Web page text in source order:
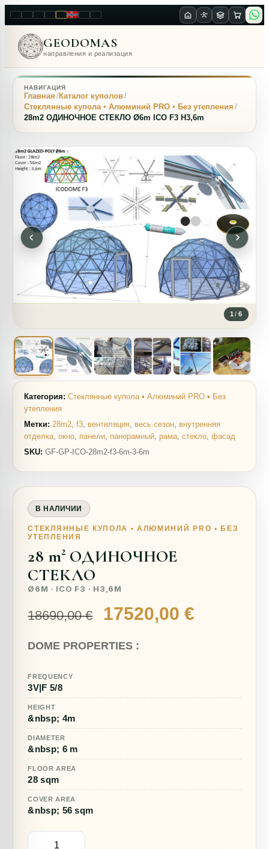
LT ENPL FRRUNOSKRO
GEODOMAS
направления и реализация
НАВИГАЦИЯ
Главная Каталог куполов
Стеклянные купола ▪ Алюминий PRO ▪ Без утепления
28m2 ОДИНОЧНОЕ СТЕКЛО Ø6m ICO F3 H3,6m
1 / 6
Категория: Стеклянные купола ▪ Алюминий PRO ▪ Без
утепления
Метки: 28m2,f3, вентиляция, весь сезон, внутренняя
отделка,окно, панели, панорамный,рама,стекло,фасад
SKU: GF-GP-ICO-28m2-f3-6m-3-6m
В НАЛИЧИИ
СТЕКЛЯННЫЕ КУПОЛА ▪ АЛЮМИНИЙ PRO ▪ БЕЗ
УТЕПЛЕНИЯ
28 m² ОДИНОЧНОЕ
СТЕКЛО
Ø6M · ICO F3 · H3,6M
18690,00€
Первоначальная
составляла
17520,00€
DOME PROPERTIES :
FREQUENCY
3V|F 5/8
HEIGHT
&nbsp; 4m
DIAMETER
&nbsp; 6 m
FLOOR AREA
28 sqm
COVER AREA
&nbsp; 56 sqm
Количество